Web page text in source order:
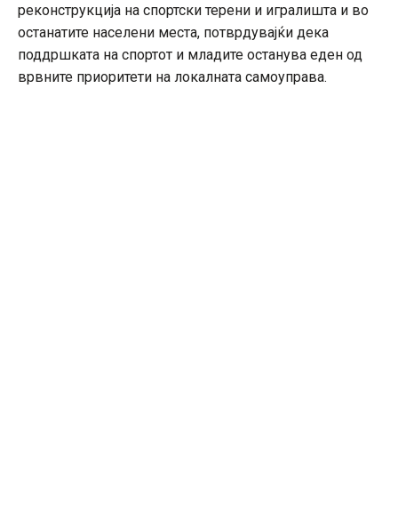
реконструкција на спортски терени и игралишта и во
останатите населени места, потврдувајќи дека
поддршката на спортот и младите останува еден од
врвните приоритети на локалната самоуправа.